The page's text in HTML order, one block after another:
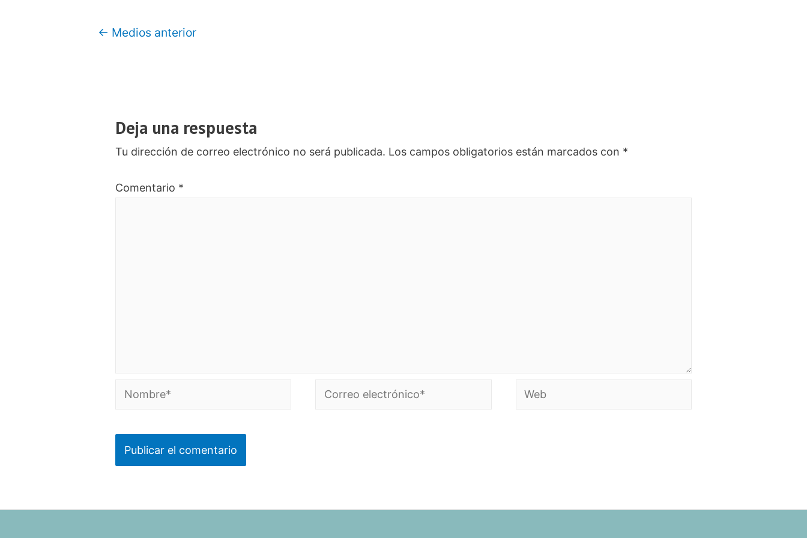
Navegación
← Medios anterior
Deja una respuesta
Tu dirección de correo electrónico no será publicada. Los campos obligatorios están marcados con *
Comentario *
Nombre*
Correo
Web